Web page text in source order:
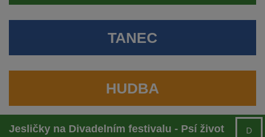
TANEC
HUDBA
Jesličky na Divadelním festivalu - Psí život D